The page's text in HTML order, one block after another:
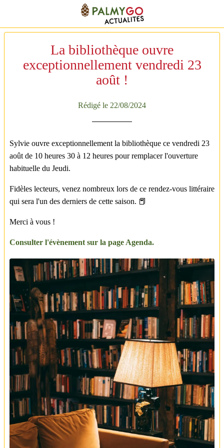
La bibliothèque ouvre
exceptionnellement vendredi 23
août !
Rédigé le 22/08/2024
Sylvie ouvre exceptionnellement la bibliothèque ce vendredi 23
août de 10 heures 30 à 12 heures pour remplacer l'ouverture
habituelle du Jeudi.
Fidèles lecteurs, venez nombreux lors de ce rendez-vous littéraire
qui sera l'un des derniers de cette saison. 📕
Merci à vous !
Consulter l'évènement sur la page Agenda.